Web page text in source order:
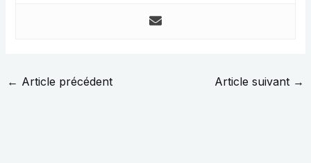
← Article précédent Article suivant →